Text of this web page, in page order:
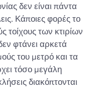
δεν είναι πάντα
Κάποιες φορές το
τοίχους των κτιρίων
φτάνει αρκετά
του μετρό και τα
τόσο μεγάλη
διακόπτονται